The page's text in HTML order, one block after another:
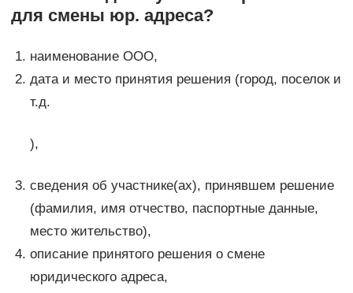
для смены юр. адреса?
наименование ООО,
дата и место принятия решения (город, поселок и
т.д.
),
сведения об участнике(ах), принявшем решение
(фамилия, имя отчество, паспортные данные,
место жительство),
описание принятого решения о смене
юридического адреса,